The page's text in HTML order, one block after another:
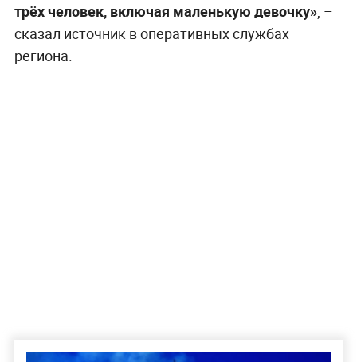
трёх человек, включая маленькую девочку», –
сказал источник в оперативных службах
региона.